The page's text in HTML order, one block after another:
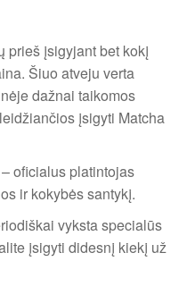
prieš įsigyjant bet kokį
Šiuo atveju verta
dažnai taikomos
įsigyti Matcha
– oficialus platintojas
ir kokybės santykį.
vyksta specialūs
įsigyti didesnį kiekį už